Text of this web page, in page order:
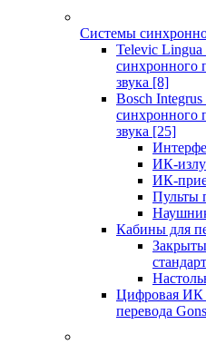
Системы
Televic
синхронного
звука [8]
Bosch
синхронного
звука [25]
ИК-
ИК-
Пульты
Кабины для
Цифровая ИК
перевода